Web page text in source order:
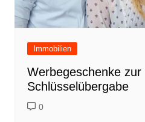
Immobilien
Werbegeschenke zur
Schlüsselübergabe
0